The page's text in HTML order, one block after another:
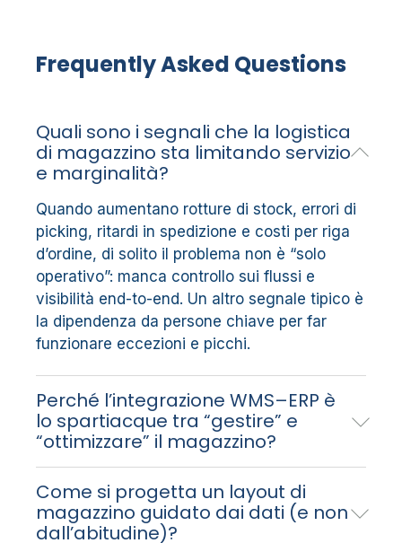
Frequently Asked Questions
Quali sono i segnali che la logistica
di magazzino sta limitando servizio
e marginalità?
Quando aumentano rotture di stock, errori di
picking, ritardi in spedizione e costi per riga
d’ordine, di solito il problema non è “solo
operativo”: manca controllo sui flussi e
visibilità end-to-end. Un altro segnale tipico è
la dipendenza da persone chiave per far
funzionare eccezioni e picchi.
Perché l’integrazione WMS–ERP è
lo spartiacque tra “gestire” e
“ottimizzare” il magazzino?
(ordini, anagrafiche, stock, movimenti) e
abilita sincronizzazione in tempo reale su
Come si progetta un layout di
magazzino guidato dai dati (e non
dall’abitudine)?